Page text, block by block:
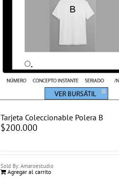
Tarjeta Coleccionable Polera B
$200.000
Sold By: Amaroestudio
Agregar al carrito